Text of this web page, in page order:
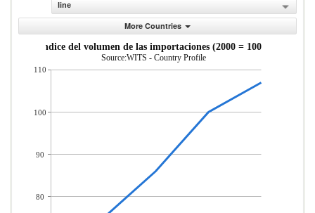
line
More Countries
ndice del volumen de las importaciones (2000 = 100)
Source:WITS - Country Profile
110
100
90
80